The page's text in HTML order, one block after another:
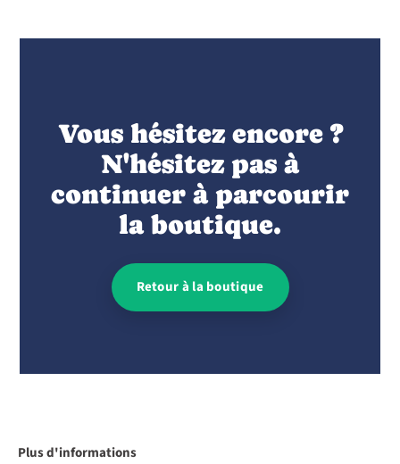
Vous hésitez encore ?
N'hésitez pas à
continuer à parcourir
la boutique.
Retour à la boutique
Plus d'informations